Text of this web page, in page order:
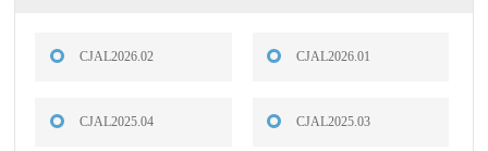
CJAL2026.02 CJAL2026.01
CJAL2025.04 CJAL2025.03